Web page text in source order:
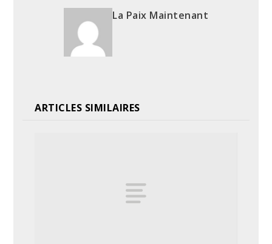
La Paix Maintenant
ARTICLES SIMILAIRES